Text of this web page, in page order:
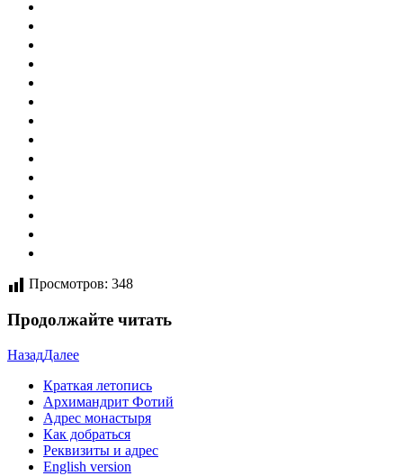
Просмотров: 348
Продолжайте читать
НазадДалее
Краткая летопись
Архимандрит Фотий
Адрес монастыря
Как добраться
Реквизиты и адрес
English version